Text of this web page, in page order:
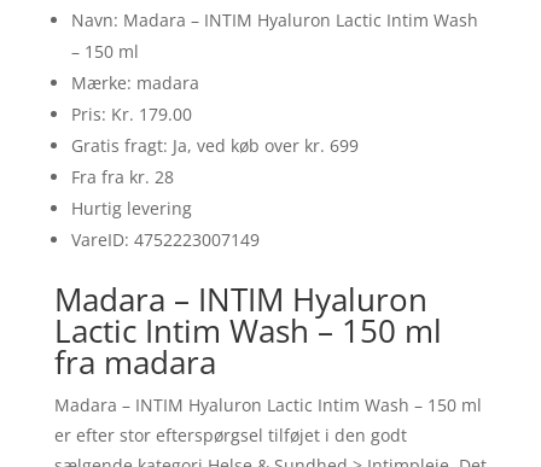
Navn: Madara – INTIM Hyaluron Lactic Intim Wash
– 150 ml
Mærke: madara
Pris: Kr. 179.00
Gratis fragt: Ja, ved køb over kr. 699
Fra fra kr. 28
Hurtig levering
VareID: 4752223007149
Madara – INTIM Hyaluron
Lactic Intim Wash – 150 ml
fra madara
Madara – INTIM Hyaluron Lactic Intim Wash – 150 ml
er efter stor efterspørgsel tilføjet i den godt